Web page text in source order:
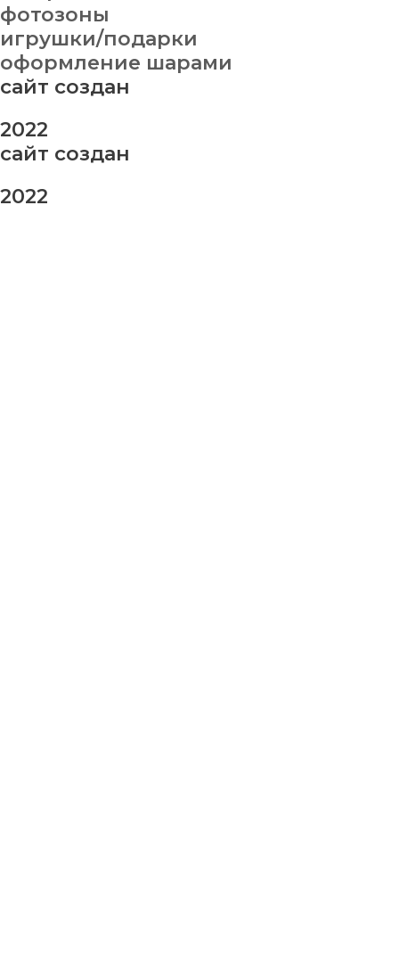
фотозоны
игрушки/подарки
оформление шарами
сайт создан
2022
сайт создан
2022